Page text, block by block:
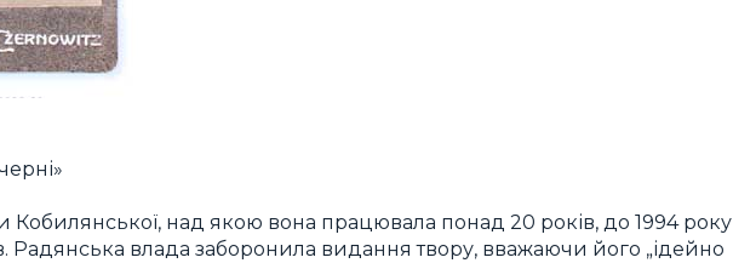
Кобилянської, над якою вона працювала понад 20 років, до 1994 року
Радянська влада заборонила видання твору, вважаючи його „ідейно